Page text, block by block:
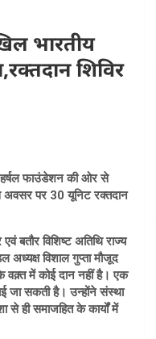
भारतीय
शिविर
हर्षल फाउंडेशन की ओर से
अवसर पर 30 यूनिट रक्तदान
बतौर विशिष्ट अतिथि राज्य
अध्यक्ष विशाल गुप्ता मौजूद
वक़्त में कोई दान नहीं है। एक
जा सकती है। उन्होंने संस्था
से ही समाजहित के कार्यों में